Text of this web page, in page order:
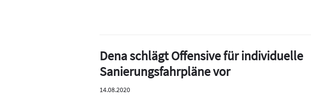
Dena schlägt Offensive für individuelle
Sanierungsfahrpläne vor
14.08.2020